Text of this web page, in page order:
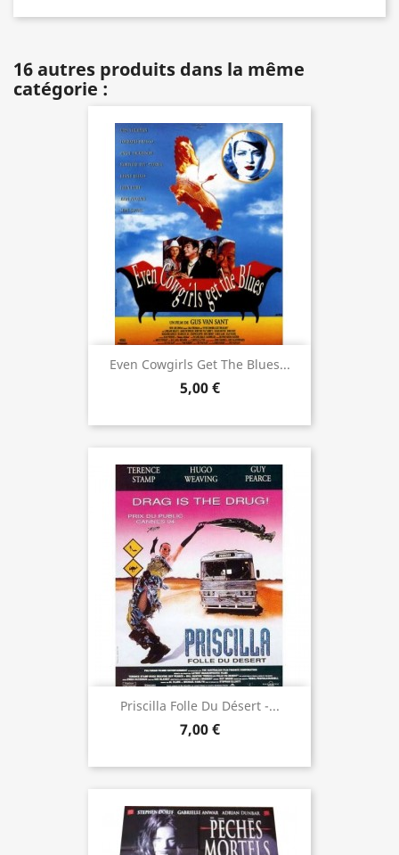
16 autres produits dans la même
catégorie :
Even Cowgirls Get The Blues...
5,00 €
Priscilla Folle Du Désert -...
7,00 €